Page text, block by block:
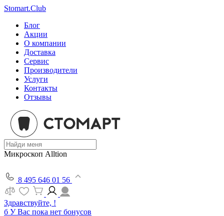
Stomart.Club
Блог
Акции
О компании
Доставка
Сервис
Производители
Услуги
Контакты
Отзывы
Микроскоп Alltion
8 495 646 01 56
Здравствуйте, !
б У Вас пока нет бонусов